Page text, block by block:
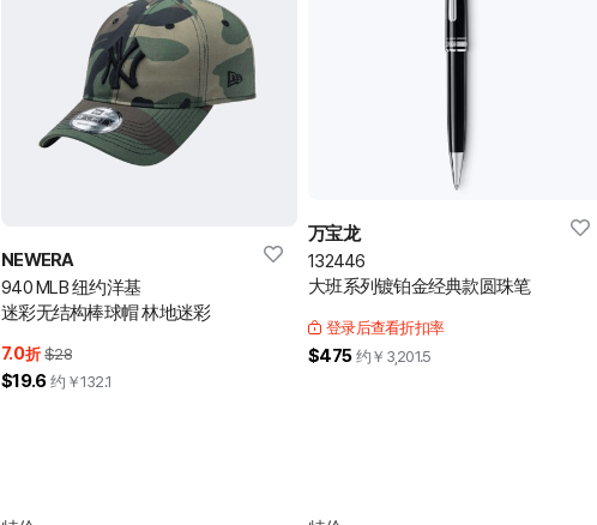
NEWERA
940 MLB 纽约洋基
迷彩无结构棒球帽 林地迷彩
7.0折 $28
$19.6 约￥132.1
万宝龙
132446
大班系列镀铂金经典款圆珠笔
登录后查看折扣率
$475 约￥ 3,201.5